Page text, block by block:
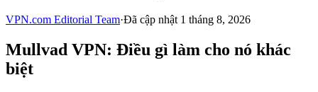
VPN.com Editorial Team·Đã cập nhật 1 tháng 8, 2026
Mullvad VPN: Điều gì làm cho nó khác
biệt